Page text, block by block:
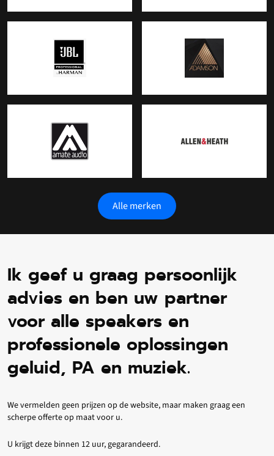
Alle merken
Ik geef u graag persoonlijk
advies en ben uw partner
voor alle speakers en
professionele oplossingen
geluid, PA en muziek.
We vermelden geen prijzen op de website, maar maken graag een
scherpe offerte op maat voor u.
U krijgt deze binnen 12 uur, gegarandeerd.